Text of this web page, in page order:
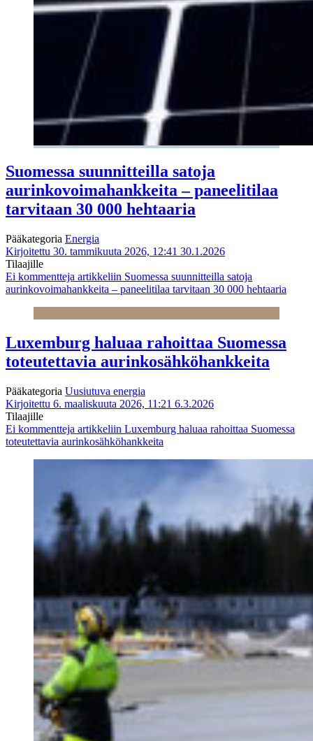
Suomessa suunnitteilla satoja
aurinkovoimahankkeita – paneelitilaa
tarvitaan 30 000 hehtaaria
Pääkategoria Energia
Kirjoitettu 30. tammikuuta 2026, 12:41 30.1.2026
Tilaajille
Ei kommentteja artikkeliin Suomessa suunnitteilla satoja
aurinkovoimahankkeita – paneelitilaa tarvitaan 30 000 hehtaaria
Luxemburg haluaa rahoittaa Suomessa
toteutettavia aurinkosähköhankkeita
Pääkategoria Uusiutuva energia
Kirjoitettu 6. maaliskuuta 2026, 11:21 6.3.2026
Tilaajille
Ei kommentteja artikkeliin Luxemburg haluaa rahoittaa Suomessa
toteutettavia aurinkosähköhankkeita